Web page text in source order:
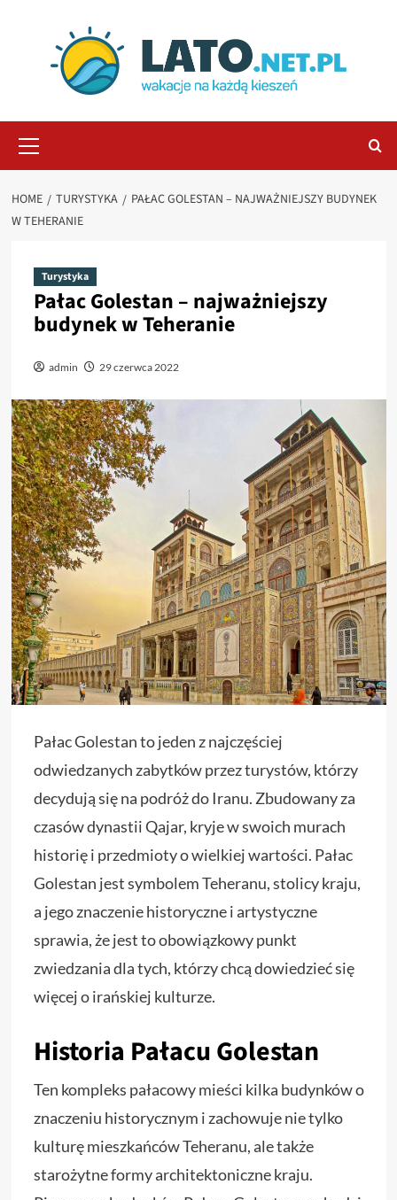
Menu
HOME TURYSTYKA
PAŁAC GOLESTAN – NAJWAŻNIEJSZY BUDYNEK
W TEHERANIE
Turystyka
Pałac Golestan – najważniejszy
budynek w Teheranie
admin 29 czerwca 2022
Pałac Golestan to jeden z najczęściej
odwiedzanych zabytków przez turystów, którzy
decydują się na podróż do Iranu. Zbudowany za
czasów dynastii Qajar, kryje w swoich murach
historię i przedmioty o wielkiej wartości. Pałac
Golestan jest symbolem Teheranu, stolicy kraju,
a jego znaczenie historyczne i artystyczne
sprawia, że jest to obowiązkowy punkt
zwiedzania dla tych, którzy chcą dowiedzieć się
więcej o irańskiej kulturze.
Historia Pałacu Golestan
Ten kompleks pałacowy mieści kilka budynków o
znaczeniu historycznym i zachowuje nie tylko
kulturę mieszkańców Teheranu, ale także
starożytne formy architektoniczne kraju.